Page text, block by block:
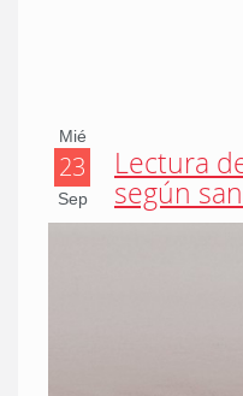
Mié
23
Sep
Lectura
según